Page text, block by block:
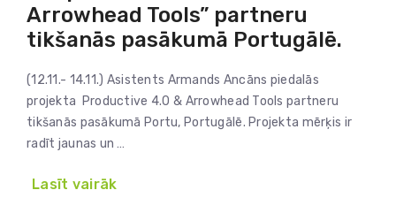
Arrowhead Tools” partneru
tikšanās pasākumā Portugālē.
(12.11.- 14.11.) Asistents Armands Ancāns piedalās
projekta Productive 4.0 & Arrowhead Tools partneru
tikšanās pasākumā Portu, Portugālē. Projekta mērķis ir
radīt jaunas un …
Lasīt vairāk